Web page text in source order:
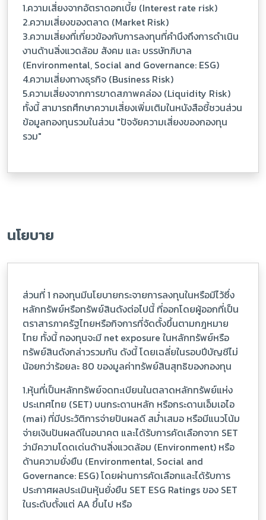
1.ความเสี่ยงจากอัตราดอกเบี้ย (Interest rate risk)
2.ความเสี่ยงของตลาด (Market Risk)
3.ความเสี่ยงที่เกี่ยวข้องกับการลงทุนที่คํานึงถึงการดําเนิน
งานด้านสิ่งแวดล้อม สังคม และ บรรษัทภิบาล
(Environmental, Social and Governance: ESG)
4.ความเสี่ยงทางธุรกิจ (Business Risk)
5.ความเสี่ยงจากการขาดสภาพคล่อง (Liquidity Risk)
ทั้งนี้ สามารถศึกษาความเสี่ยงเพิ่มเติมในหนังสือชี้ชวนส่วน
ข้อมูลกองทุนรวมในส่วน "ปัจจัยความเสี่ยงของกองทุน
รวม"
นโยบาย
ส่วนที่ 1 กองทุนมีนโยบายกระจายการลงทุนในหรือมีไว้ซึ่ง
หลักทรัพย์หรือทรัพย์สินดังต่อไปนี้ ที่ออกโดยผู้ออกที่เป็น
ตราสารภาครัฐไทยหรือกิจการที่จัดตั้งขึ้นตามกฎหมาย
ไทย ทั้งนี้ กองทุนจะมี net exposure ในหลักทรัพย์หรือ
ทรัพย์สินดังกล่าวรวมกัน ดังนี้ โดยเฉลี่ยในรอบปีบัญชีไม่
น้อยกว่าร้อยละ 80 ของมูลค่าทรัพย์สินสุทธิของกองทุน
1.หุ้นที่เป็นหลักทรัพย์จดทะเบียนในตลาดหลักทรัพย์แห่ง
ประเทศไทย (SET) บนกระดานหลัก หรือกระดานเอ็มเอไอ
(mai) ที่มีประวัติการจ่ายปันผลดี สม่ำเสมอ หรือมีแนวโน้ม
จ่ายเงินปันผลดีในอนาคต และได้รับการคัดเลือกจาก SET
ว่ามีความโดดเด่นด้านสิ่งแวดล้อม (Environment) หรือ
ด้านความยั่งยืน (Environmental, Social and
Governance: ESG) โดยผ่านการคัดเลือกและได้รับการ
ประกาศผลประเมินหุ้นยั่งยืน SET ESG Ratings ของ SET
ในระดับตั้งแต่ AA ขึ้นไป หรือ